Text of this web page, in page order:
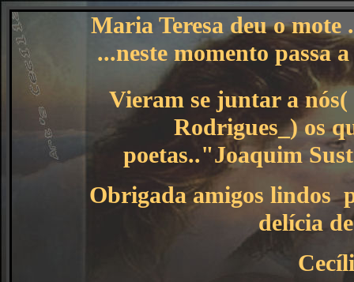
Maria Teresa deu o mote
...neste momento passa
Vieram se juntar a
Rodrigues_) os
poetas.."Joaquim
Obrigada amigos lindos
delícia